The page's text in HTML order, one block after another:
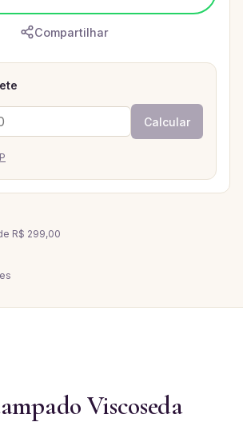
Compartilhar
Calcular
R$ 299,00
Viscoseda